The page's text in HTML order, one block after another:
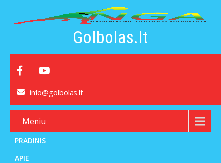
Golbolas.lt
info@golbolas.lt
Meniu
PRADINIS
APIE